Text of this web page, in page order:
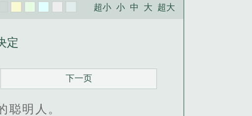
超小 小 中 大 超大
定
下一页
聪明人。